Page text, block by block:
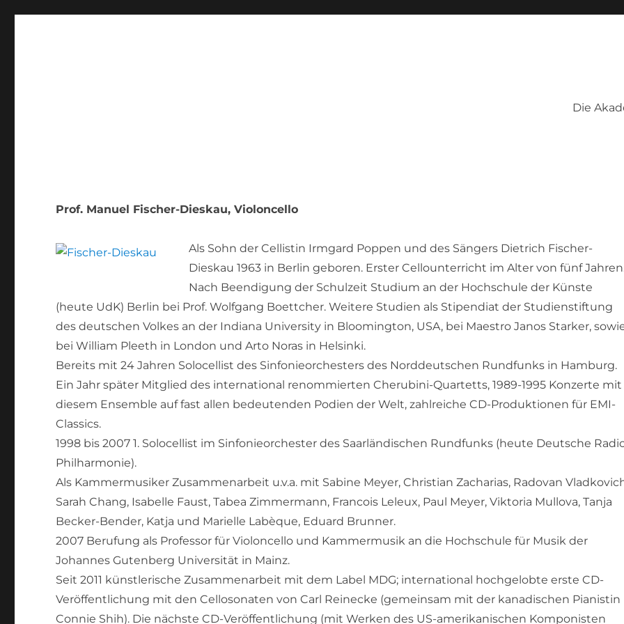
Die
Prof. Manuel Fischer-Dieskau, Violoncello
Als Sohn der Cellistin Irmgard Poppen und des Sängers Dietrich Fischer-
Dieskau 1963 in Berlin geboren. Erster Cellounterricht im Alter von fünf
Nach Beendigung der Schulzeit Studium an der Hochschule der Künste
(heute UdK) Berlin bei Prof. Wolfgang Boettcher. Weitere Studien als Stipendiat der Studienstiftung
des deutschen Volkes an der Indiana University in Bloomington, USA, bei Maestro Janos Starker,
bei William Pleeth in London und Arto Noras in Helsinki.
Bereits mit 24 Jahren Solocellist des Sinfonieorchesters des Norddeutschen Rundfunks in Hamburg.
Ein Jahr später Mitglied des international renommierten Cherubini-Quartetts, 1989-1995 Konzerte mit
diesem Ensemble auf fast allen bedeutenden Podien der Welt, zahlreiche CD-Produktionen für EMI-
Classics.
1998 bis 2007 1. Solocellist im Sinfonieorchester des Saarländischen Rundfunks (heute Deutsche
Philharmonie).
Als Kammermusiker Zusammenarbeit u.v.a. mit Sabine Meyer, Christian Zacharias, Radovan
Sarah Chang, Isabelle Faust, Tabea Zimmermann, Francois Leleux, Paul Meyer, Viktoria Mullova, Tanja
Becker-Bender, Katja und Marielle Labèque, Eduard Brunner.
2007 Berufung als Professor für Violoncello und Kammermusik an die Hochschule für Musik der
Johannes Gutenberg Universität in Mainz.
Seit 2011 künstlerische Zusammenarbeit mit dem Label MDG; international hochgelobte erste CD-
Veröffentlichung mit den Cellosonaten von Carl Reinecke (gemeinsam mit der kanadischen Pianistin
Connie Shih). Die nächste CD-Veröffentlichung (mit Werken des US-amerikanischen Komponisten